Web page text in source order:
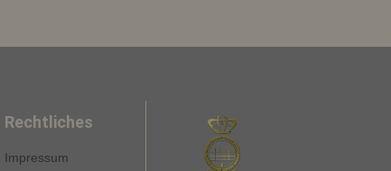
Rechtliches
Impressum